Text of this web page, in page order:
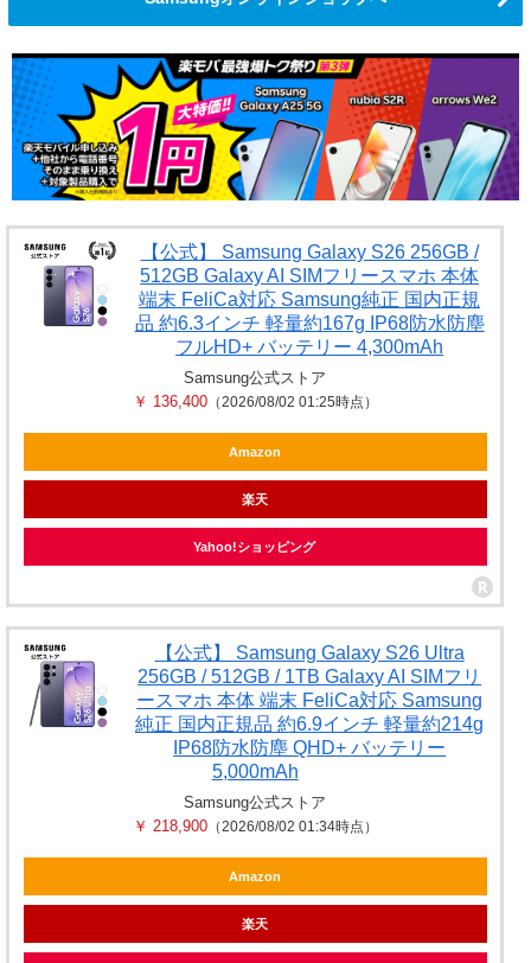
【公式】 Samsung Galaxy S26 256GB /
512GB Galaxy AI SIMフリースマホ 本体
端末 FeliCa対応 Samsung純正 国内正規
品 約6.3インチ 軽量約167g IP68防水防塵
フルHD+ バッテリー 4,300mAh
Samsung公式ストア
￥ 136,400（2026/08/02 01:25時点）
Amazon
楽天
Yahoo!ショッピング
【公式】 Samsung Galaxy S26 Ultra
256GB / 512GB / 1TB Galaxy AI SIMフリ
ースマホ 本体 端末 FeliCa対応 Samsung
純正 国内正規品 約6.9インチ 軽量約214g
IP68防水防塵 QHD+ バッテリー
5,000mAh
Samsung公式ストア
￥ 218,900（2026/08/02 01:34時点）
Amazon
楽天